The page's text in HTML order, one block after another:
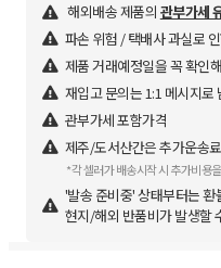
해외배송 제품의 관부가세
파손 위험 / 택배사 과실로
제품 거래예정일을 꼭 확인
재입고 문의는 1:1 메시지
관부가세 포함가격
제주/도서산간은 추가운송
*각 셀러가 배송시작 시 추가비용
'발송 준비중' 상태부터는
현지/해외 반품비가 발생할